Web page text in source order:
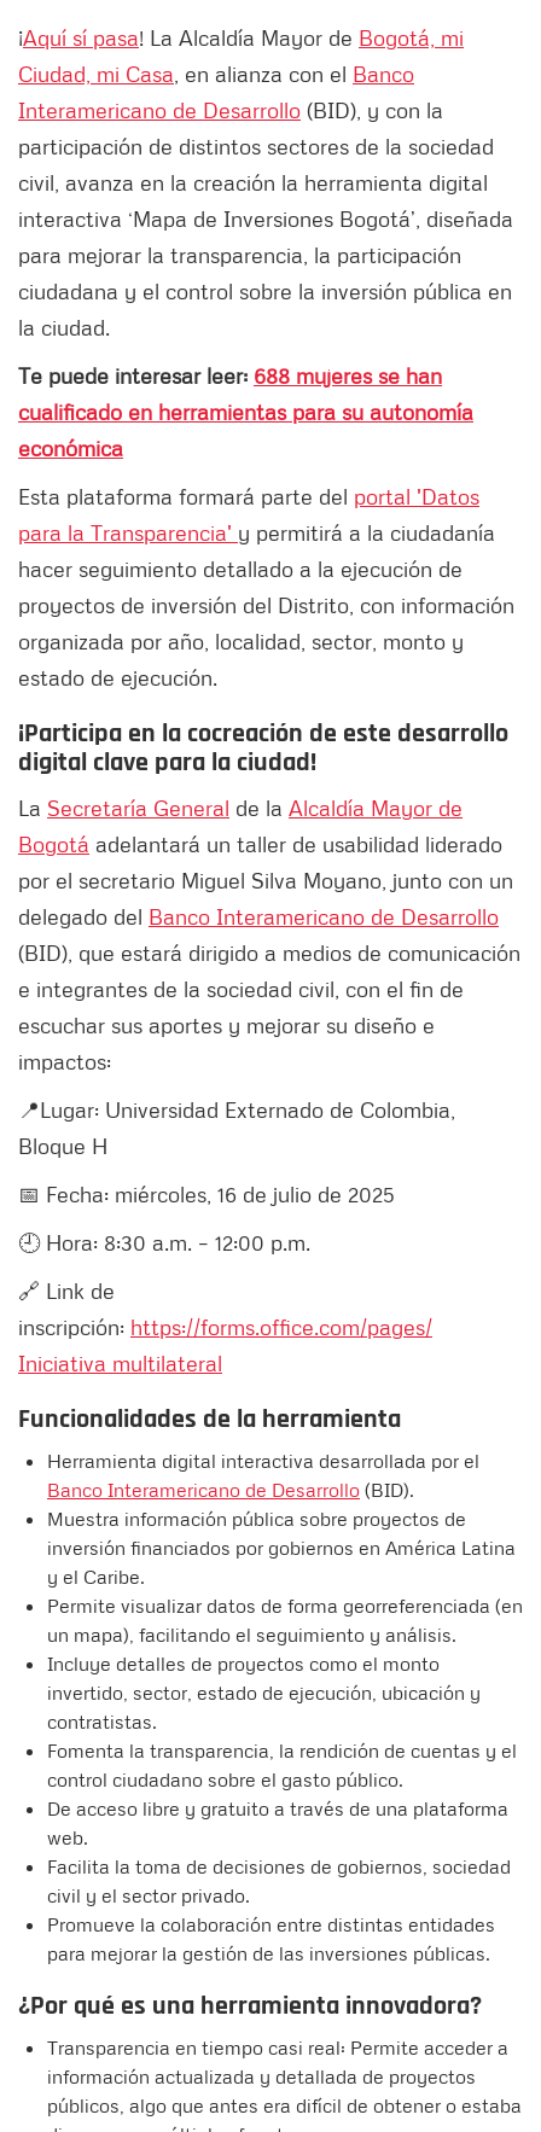
¡Aquí sí pasa! La Alcaldía Mayor de Bogotá, mi
Ciudad, mi Casa , en alianza con el Banco
Interamericano de Desarrollo (BID), y con la
participación de distintos sectores de la sociedad
civil, avanza en la creación la herramienta digital
interactiva ‘Mapa de Inversiones Bogotá’, diseñada
para mejorar la transparencia, la participación
ciudadana y el control sobre la inversión pública en
la ciudad.
Te puede interesar leer: 688 mujeres se han
cualificado en herramientas para su autonomía
económica
Esta plataforma formará parte del portal 'Datos
para la Transparencia' y permitirá a la ciudadanía
hacer seguimiento detallado a la ejecución de
proyectos de inversión del Distrito, con información
organizada por año, localidad, sector, monto y
estado de ejecución.
¡Participa en la cocreación de este desarrollo
digital clave para la ciudad!
La Secretaría General de la Alcaldía Mayor de
Bogotá adelantará un taller de usabilidad liderado
por el secretario Miguel Silva Moyano, junto con un
delegado del Banco Interamericano de Desarrollo
(BID), que estará dirigido a medios de comunicación
e integrantes de la sociedad civil, con el fin de
escuchar sus aportes y mejorar su diseño e
impactos:
📍Lugar: Universidad Externado de Colombia,
Bloque H
📅 Fecha: miércoles, 16 de julio de 2025
🕘 Hora: 8:30 a.m. – 12:00 p.m.
🔗 Link de
inscripción: https://forms.office.com/pages/
Iniciativa multilateral
Funcionalidades de la herramienta
Herramienta digital interactiva desarrollada por el
Banco Interamericano de Desarrollo (BID).
Muestra información pública sobre proyectos de
inversión financiados por gobiernos en América Latina
y el Caribe.
Permite visualizar datos de forma georreferenciada (en
un mapa), facilitando el seguimiento y análisis.
Incluye detalles de proyectos como el monto
invertido, sector, estado de ejecución, ubicación y
contratistas.
Fomenta la transparencia, la rendición de cuentas y el
control ciudadano sobre el gasto público.
De acceso libre y gratuito a través de una plataforma
web.
Facilita la toma de decisiones de gobiernos, sociedad
civil y el sector privado.
Promueve la colaboración entre distintas entidades
para mejorar la gestión de las inversiones públicas.
¿Por qué es una herramienta innovadora?
Transparencia en tiempo casi real: Permite acceder a
información actualizada y detallada de proyectos
públicos, algo que antes era difícil de obtener o estaba